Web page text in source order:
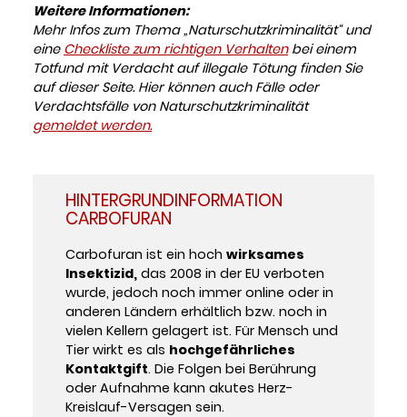
Weitere Informationen:
Mehr Infos zum Thema „Naturschutzkriminalität“ und
eine Checkliste zum richtigen Verhaltenbei einem
Totfund mit Verdacht auf illegale Tötung finden Sie
auf dieser Seite. Hier können auch Fälle oder
Verdachtsfälle von Naturschutzkriminalität
gemeldet werden.
HINTERGRUNDINFORMATION
CARBOFURAN
Carbofuran ist ein hoch wirksames
Insektizid, das 2008 in der EU verboten
wurde, jedoch noch immer online oder in
anderen Ländern erhältlich bzw. noch in
vielen Kellern gelagert ist. Für Mensch und
Tier wirkt es als hochgefährliches
Kontaktgift. Die Folgen bei Berührung
oder Aufnahme kann akutes Herz-
Kreislauf-Versagen sein.